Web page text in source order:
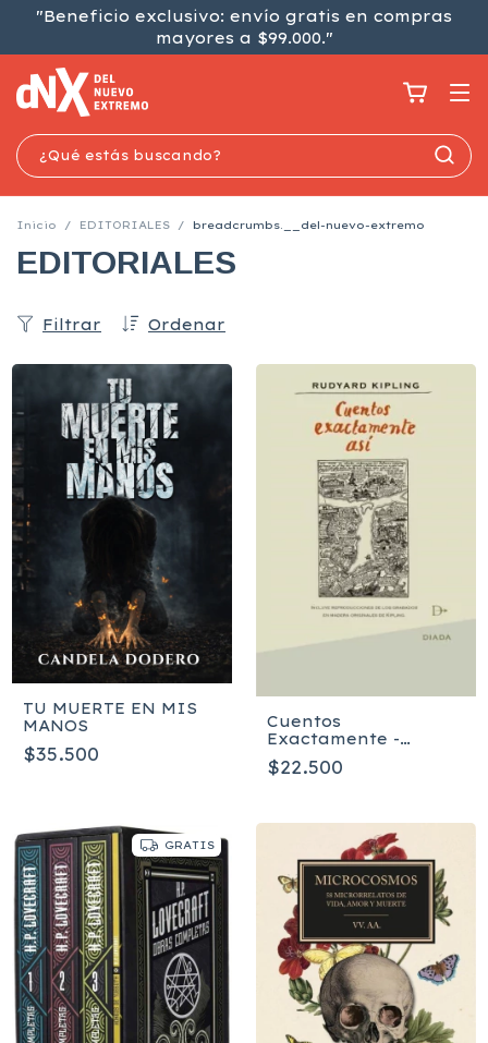
"Beneficio exclusivo: envío gratis en compras
mayores a $99.000."
Inicio / EDITORIALES / breadcrumbs.__del-nuevo-extremo
EDITORIALES
Ordenar
Filtrar
TU MUERTE EN MIS
MANOS
$35.500
Cuentos
Exactamente -
Rudyard Kipling
$22.500
GRATIS